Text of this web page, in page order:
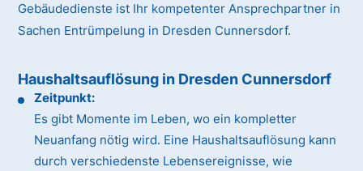
Gebäudedienste ist Ihr kompetenter Ansprechpartner in
Sachen Entrümpelung in Dresden Cunnersdorf.
Haushaltsauflösung in Dresden Cunnersdorf
Zeitpunkt:
Es gibt Momente im Leben, wo ein kompletter
Neuanfang nötig wird. Eine Haushaltsauflösung kann
durch verschiedenste Lebensereignisse, wie